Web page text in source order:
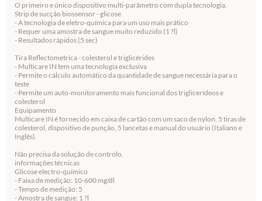
O primeiro e único dispositivo multi-parâmetro com dupla tecnologia.
Strip de sucção biossensor - glicose
- A tecnologia de eletro-química para um uso mais prático
- Requer uma amostra de sangue muito reduzido (1 ?l)
- Resultados rápidos (5 sec)
Tira Reflectometrica - colesterol e triglicérides
- Multicare IN tem uma tecnologia exclusiva
- Permite o cálculo automático da quantidade de sangue necessária para o
teste
- Permite um auto-monitoramento mais funcional dos triglicerídeos e
colesterol
Equipamento
Multicare IN é fornecido em caixa de cartão com um saco de nylon, 5 tiras de
colesterol, dispositivo de punção, 5 lancetas e manual do usuário (Italiano e
Inglês).
Não precisa da solução de controlo.
informações técnicas
Glicose electro-químico
- Faixa de medição: 10-600 mg/dl
- Tempo de medição: 5
- Amostra de sangue: 1 ?l